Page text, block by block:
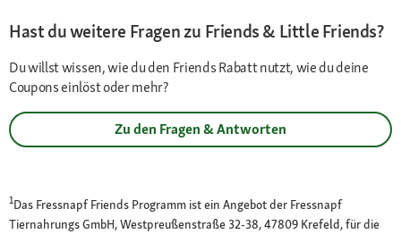
Hast du weitere Fragen zu Friends & Little Friends?
Du willst wissen, wie du den Friends Rabatt nutzt, wie du deine
Coupons einlöst oder mehr?
Zu den Fragen & Antworten
1Das Fressnapf Friends Programm ist ein Angebot der Fressnapf
Tiernahrungs GmbH, Westpreußenstraße 32-38, 47809 Krefeld, für die